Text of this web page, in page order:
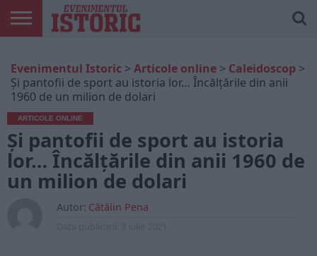
ONLINE
EDIȚII
TIPĂRITE
ISTORIC
PLAY
CONTUL
MEU
Evenimentul Istoric > Articole online > Caleidoscop >
Și pantofii de sport au istoria lor… Încălțările din anii
1960 de un milion de dolari
ARTICOLE ONLINE
Și pantofii de sport au istoria
lor… Încălțările din anii 1960 de
un milion de dolari
Autor: Cătălin Pena